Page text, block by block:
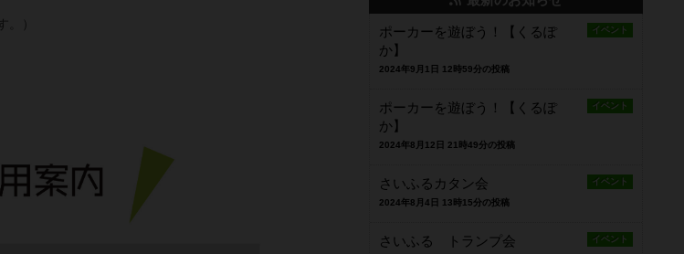
） イベント
ポーカーを遊ぼう！【くるぽ
か】
2024年9月1日 12時59分の投稿
イベント
ポーカーを遊ぼう！【くるぽ
か】
2024年8月12日 21時49分の投稿
イベント
さいふるカタン会
2024年8月4日 13時15分の投稿
イベント
さいふる トランプ会